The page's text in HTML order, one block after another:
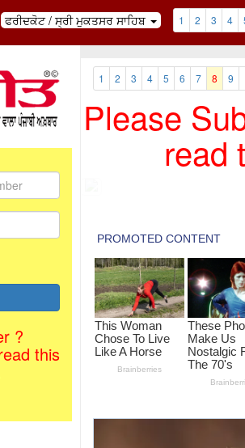
ਫਰੀਦਕੋਟ / ਸ੍ਰੀ ਮੁਕਤਸਰ ਸਾਹਿਬ 1 2 3 4
?
this
1 2 3 4 5 6 7 8 9
Please
read